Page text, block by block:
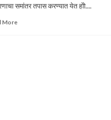
कोटी
निधी
समांतर तपास करण्यात येत होो....
MoreRead